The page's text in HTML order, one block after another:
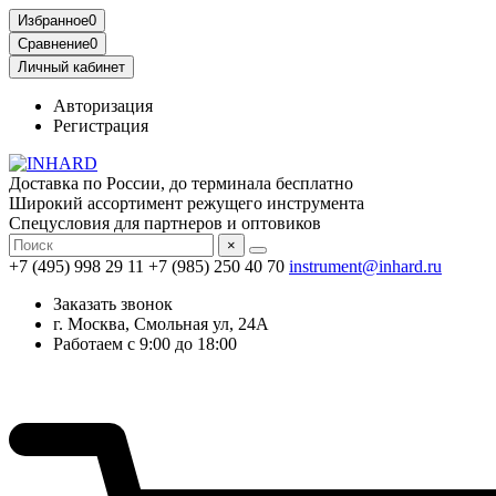
Избранное0
Сравнение0
Личный кабинет
Авторизация
Регистрация
Доставка по России, до терминала бесплатно
Широкий ассортимент режущего инструмента
Спецусловия для партнеров и оптовиков
×
+7 (495) 998 29 11 +7 (985) 250 40 70 instrument@inhard.ru
Заказать звонок
г. Москва, Смольная ул, 24А
Работаем с 9:00 до 18:00